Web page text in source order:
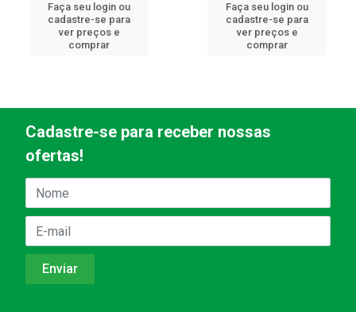
Faça seu login ou
cadastre-se para
ver preços e
comprar
Faça seu login ou
cadastre-se para
ver preços e
comprar
Cadastre-se para receber nossas
ofertas!